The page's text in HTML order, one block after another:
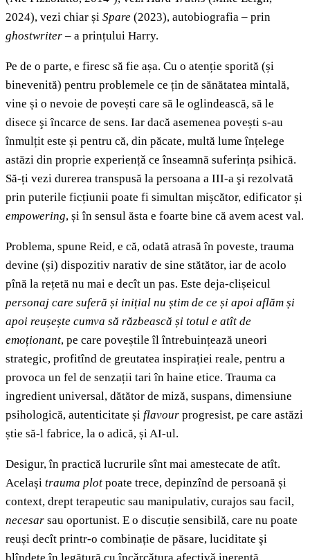
2024), vezi chiar și Spare (2023), autobiografia – prin
ghostwriter – a prințului Harry.
Pe de o parte, e firesc să fie așa. Cu o atenție sporită (și
binevenită) pentru problemele ce țin de sănătatea mintală,
vine și o nevoie de povești care să le oglindească, să le
disece şi încarce de sens. Iar dacă asemenea povești s-au
înmulțit este și pentru că, din păcate, multă lume înțelege
astăzi din proprie experiențǎ ce înseamnă suferința psihică.
Să-ți vezi durerea transpusă la persoana a III-a şi rezolvată
prin puterile ficțiunii poate fi simultan mișcător, edificator și
empowering, și în sensul ăsta e foarte bine că avem acest val.
Problema, spune Reid, e că, odată atrasă în poveste, trauma
devine (și) dispozitiv narativ de sine stătător, iar de acolo
pînă la rețetă nu mai e decît un pas. Este deja-clișeicul
personaj care suferă și inițial nu știm de ce și apoi aflăm și
apoi reușește cumva să răzbească și totul e atît de
emoționant, pe care poveștile îl întrebuințează uneori
strategic, profitînd de greutatea inspirației reale, pentru a
provoca un fel de senzații tari în haine etice. Trauma ca
ingredient universal, dătător de miză, suspans, dimensiune
psihologică, autenticitate și flavour progresist, pe care astăzi
știe să-l fabrice, la o adică, și AI-ul.
Desigur, în practică lucrurile sînt mai amestecate de atît.
Același trauma plot poate trece, depinzînd de persoană și
context, drept terapeutic sau manipulativ, curajos sau facil,
necesar sau oportunist. E o discuție sensibilă, care nu poate
reuși decît printr-o combinație de păsare, luciditate şi